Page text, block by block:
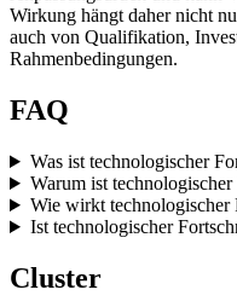
Wirkung hängt daher nicht
auch von Qualifikation,
Rahmenbedingungen.
FAQ
Was ist technologischer
Warum ist
Wie wirkt technologischer
Ist technologischer
Cluster